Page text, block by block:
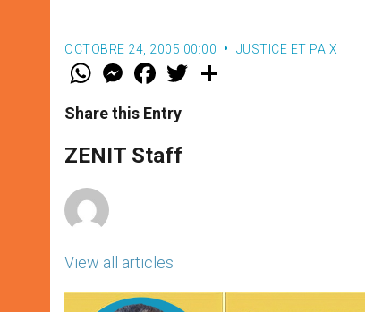
OCTOBRE 24, 2005 00:00 JUSTICE ET PAIX
W
t
s
p
p
M
e
s
e
g
e
F
a
e
b
o
k
w
Share this Entry
ZENIT Staff
View all articles